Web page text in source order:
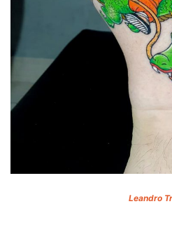
Leandro